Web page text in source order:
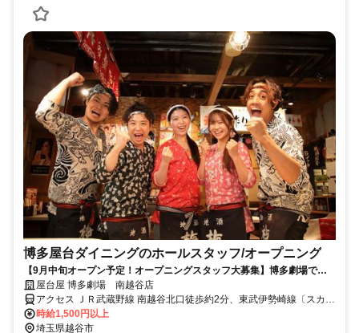
博多屋台ダイニングのホールスタッフ/オープニング
【9月中旬オープン予定！オープニングスタッフ大募集】博多劇場でワ
クワクするバイトしませんか？
屋台屋 博多劇場 南越谷店
アクセス ＪＲ武蔵野線 南越谷北口徒歩約2分、東武伊勢崎線〔スカイ
ツリーライン〕 新越谷東口徒歩約3分、東武伊勢崎線〔スカイツリー
ライン〕 蒲生東口徒歩約16分
時給1,500円以上
埼玉県越谷市